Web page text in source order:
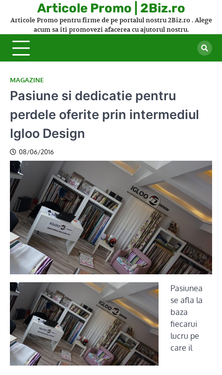
Articole Promo | 2Biz.ro
Articole Promo pentru firme de pe portalul nostru 2Biz.ro . Alege
acum sa iti promovezi afacerea cu ajutorul nostru.
MAGAZINE
Pasiune si dedicatie pentru
perdele oferite prin intermediul
Igloo Design
08/06/2016
Pasiunea
se afla la
baza
fiecarui
lucru pe
care il